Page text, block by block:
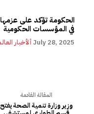
الحكومة تؤكد على
في المؤسسات الحكومية
ألأخبار July 28, 2025
المقالة القادمة
وزير وزارة تنمية الصحة يفتح